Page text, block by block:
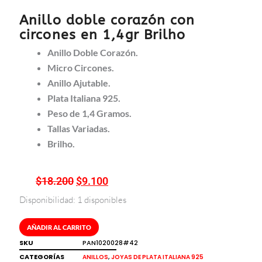
Anillo doble corazón con
circones en 1,4gr Brilho
Anillo Doble Corazón.
Micro Circones.
Anillo Ajutable.
Plata Italiana 925.
Peso de 1,4 Gramos.
Tallas Variadas.
Brilho.
$18.200El
precio
original
era:
$18.200.
$9.100El
precio
$9.100.
Disponibilidad: 1 disponibles
Anillo
corazón
con
circones
AÑADIR AL CARRITO
SKU
PAN1020028#42
CATEGORÍAS
ANILLOS, JOYAS DE PLATA ITALIANA 925